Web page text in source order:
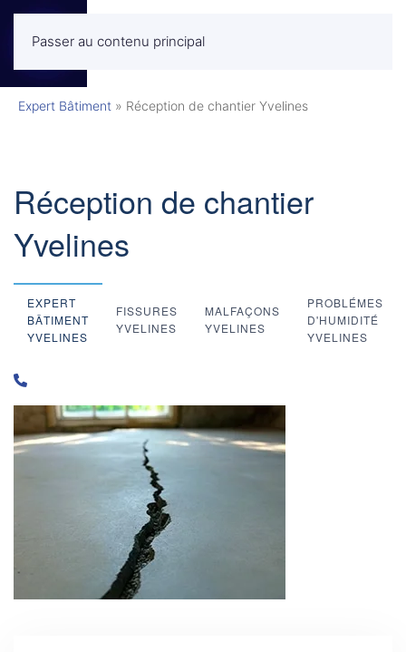
Passer au contenu principalMENU
Expert Bâtiment » Réception de chantier Yvelines
Réception de chantier
Yvelines
EXPERT
BÂTIMENT
YVELINES
FISSURES
YVELINES
MALFAÇONS
YVELINES
PROBLÉMES
D'HUMIDITÉ
YVELINES